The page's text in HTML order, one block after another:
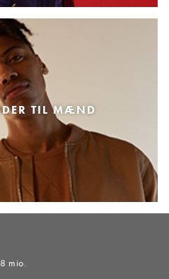
TIL MÆND
mio.